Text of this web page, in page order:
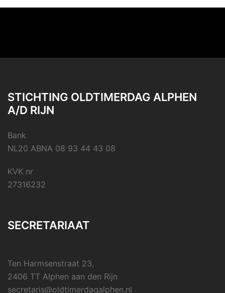
STICHTING OLDTIMERDAG ALPHEN
A/D RIJN
Bank
NL20 ABNA 08 93 44 43 08
KVK nr
27316232
SECRETARIAAT
Ten Harmsenstraat 23,
2406 TT Alphen aan den Rijn
secretaris@oldtimerdagalphen.nl